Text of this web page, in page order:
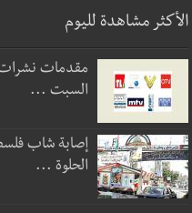
الأكثر مشاهدة لليوم
مقدمات نشرات
السبت ...
إصابة شاب
الحلوة ...